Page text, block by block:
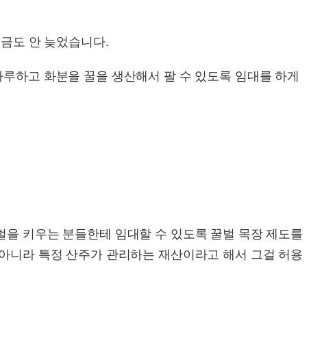
도 안 늦었습니다.
하고 화분을 꿀을 생산해서 팔 수 있도록 임대를 하게
키우는 분들한테 임대할 수 있도록 꿀벌 목장 제도를
니라 특정 산주가 관리하는 재산이라고 해서 그걸 허용